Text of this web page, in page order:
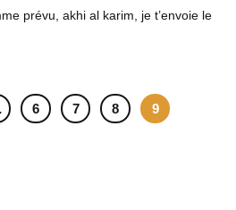
prévu, akhi al karim, je t’envoie le
6 7 8 9